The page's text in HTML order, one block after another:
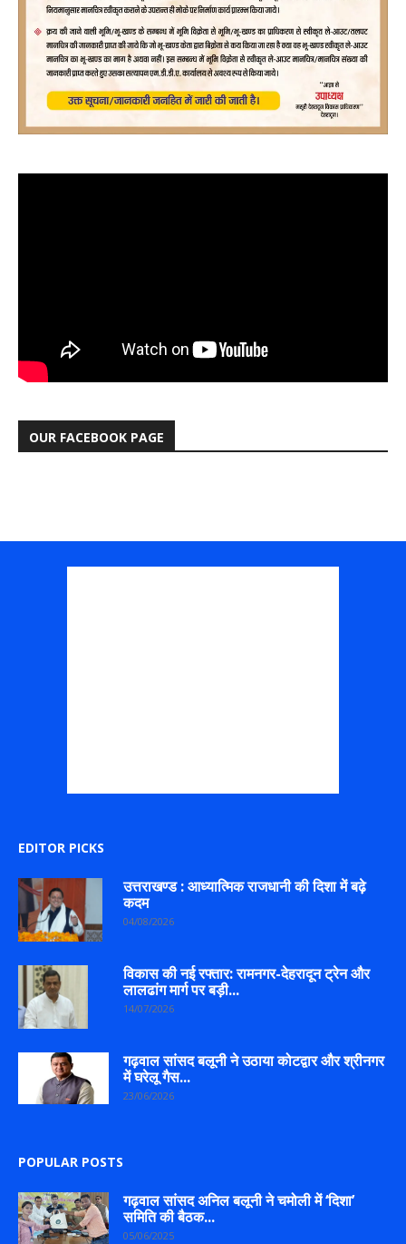
OUR FACEBOOK PAGE
EDITOR PICKS
उत्तराखण्ड : आध्यात्मिक राजधानी की दिशा में बढ़े
कदम
04/08/2026
विकास की नई रफ्तार: रामनगर-देहरादून ट्रेन और
लालढांग मार्ग पर बड़ी...
14/07/2026
गढ़वाल सांसद बलूनी ने उठाया कोटद्वार और श्रीनगर
में घरेलू गैस...
23/06/2026
POPULAR POSTS
गढ़वाल सांसद अनिल बलूनी ने चमोली में ‘दिशा’
समिति की बैठक...
05/06/2025